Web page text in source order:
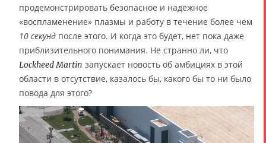
продемонстрировать безопасное и надёжное
«воспламенение» плазмы и работу в течение более чем
10 секунд после этого. И когда это будет, нет пока даже
приблизительного понимания. Не странно ли, что
Lockheed Martin запускает новость об амбициях в этой
области в отсутствие, казалось бы, какого бы то ни было
повода для этого?